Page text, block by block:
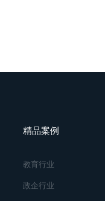
精品案例
教育行业
政企行业